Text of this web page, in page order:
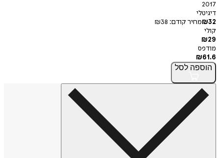
2017
דיגיטלי
₪32 מחיר קודם: ₪38
קולי
₪29
מודפס
₪61.6
הוספה לסל